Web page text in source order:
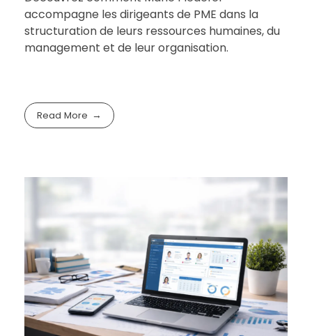
accompagne les dirigeants de PME dans la
structuration de leurs ressources humaines, du
management et de leur organisation.
Read More